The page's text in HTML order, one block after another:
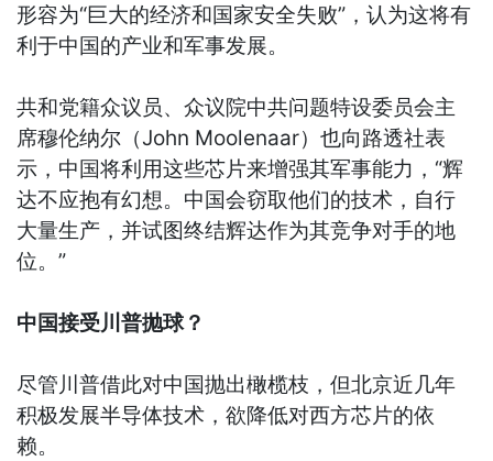
形容为“巨大的经济和国家安全失败”，认为这将有
利于中国的产业和军事发展。
共和党籍众议员、众议院中共问题特设委员会主
席穆伦纳尔（John Moolenaar）也向路透社表
示，中国将利用这些芯片来增强其军事能力，“辉
达不应抱有幻想。中国会窃取他们的技术，自行
大量生产，并试图终结辉达作为其竞争对手的地
位。”
中国接受川普抛球？
尽管川普借此对中国抛出橄榄枝，但北京近几年
积极发展半导体技术，欲降低对西方芯片的依
赖。